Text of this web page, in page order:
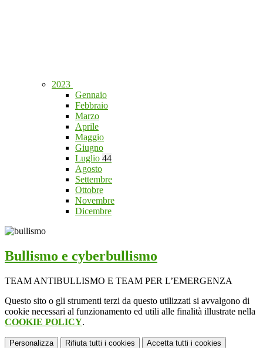
2023
Gennaio
Febbraio
Marzo
Aprile
Maggio
Giugno
Luglio 44
Agosto
Settembre
Ottobre
Novembre
Dicembre
Bullismo e cyberbullismo
TEAM ANTIBULLISMO E TEAM PER L’EMERGENZA
Questo sito o gli strumenti terzi da questo utilizzati si avvalgono di
cookie necessari al funzionamento ed utili alle finalità illustrate nella
COOKIE POLICY.
Personalizza Rifiuta tutti i cookies Accetta tutti i cookies